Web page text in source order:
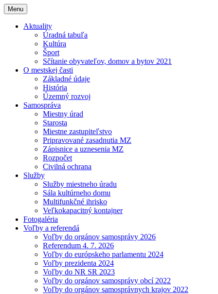
Menu
Aktuality
Úradná tabuľa
Kultúra
Šport
Sčítanie obyvateľov, domov a bytov 2021
O mestskej časti
Základné údaje
História
Územný rozvoj
Samospráva
Miestny úrad
Starosta
Miestne zastupiteľstvo
Pripravované zasadnutia MZ
Zápisnice a uznesenia MZ
Rozpočet
Civilná ochrana
Služby
Služby miestneho úradu
Sála kultúrneho domu
Multifunkčné ihrisko
Veľkokapacitný kontajner
Fotogaléria
Voľby a referendá
Voľby do orgánov samosprávy 2026
Referendum 4. 7. 2026
Voľby do európskeho parlamentu 2024
Voľby prezidenta 2024
Voľby do NR SR 2023
Voľby do orgánov samosprávy obcí 2022
Voľby do orgánov samosprávnych krajov 2022